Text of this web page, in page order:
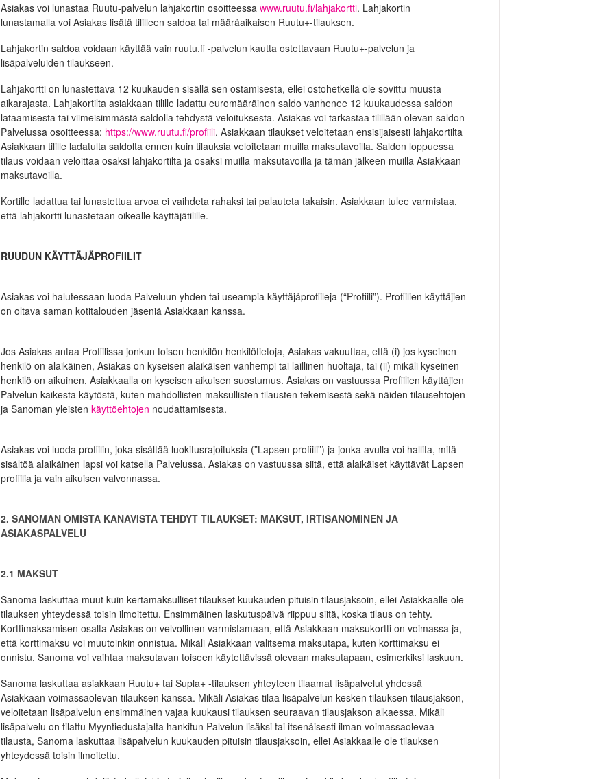
Asiakas voi lunastaa Ruutu-palvelun lahjakortin osoitteessa www.ruutu.fi/lahjakortti. Lahjakortin
lunastamalla voi Asiakas lisätä tililleen saldoa tai määräaikaisen Ruutu+-tilauksen.
Lahjakortin saldoa voidaan käyttää vain ruutu.fi -palvelun kautta ostettavaan Ruutu+-palvelun ja
lisäpalveluiden tilaukseen.
Lahjakortti on lunastettava 12 kuukauden sisällä sen ostamisesta, ellei ostohetkellä ole sovittu muusta
aikarajasta. Lahjakortilta asiakkaan tilille ladattu euromääräinen saldo vanhenee 12 kuukaudessa saldon
lataamisesta tai viimeisimmästä saldolla tehdystä veloituksesta. Asiakas voi tarkastaa tilillään olevan saldon
Palvelussa osoitteessa: https://www.ruutu.fi/profiili. Asiakkaan tilaukset veloitetaan ensisijaisesti lahjakortilta
Asiakkaan tilille ladatulta saldolta ennen kuin tilauksia veloitetaan muilla maksutavoilla. Saldon loppuessa
tilaus voidaan veloittaa osaksi lahjakortilta ja osaksi muilla maksutavoilla ja tämän jälkeen muilla Asiakkaan
maksutavoilla.
Kortille ladattua tai lunastettua arvoa ei vaihdeta rahaksi tai palauteta takaisin. Asiakkaan tulee varmistaa,
että lahjakortti lunastetaan oikealle käyttäjätilille.
RUUDUN KÄYTTÄJÄPROFIILIT
Asiakas voi halutessaan luoda Palveluun yhden tai useampia käyttäjäprofiileja (“Profiili”). Profiilien käyttäjien
on oltava saman kotitalouden jäseniä Asiakkaan kanssa.
Jos Asiakas antaa Profiilissa jonkun toisen henkilön henkilötietoja, Asiakas vakuuttaa, että (i) jos kyseinen
henkilö on alaikäinen, Asiakas on kyseisen alaikäisen vanhempi tai laillinen huoltaja, tai (ii) mikäli kyseinen
henkilö on aikuinen, Asiakkaalla on kyseisen aikuisen suostumus. Asiakas on vastuussa Profiilien käyttäjien
Palvelun kaikesta käytöstä, kuten mahdollisten maksullisten tilausten tekemisestä sekä näiden tilausehtojen
ja Sanoman yleisten käyttöehtojen noudattamisesta.
Asiakas voi luoda profiilin, joka sisältää luokitusrajoituksia (”Lapsen profiili”) ja jonka avulla voi hallita, mitä
sisältöä alaikäinen lapsi voi katsella Palvelussa. Asiakas on vastuussa siitä, että alaikäiset käyttävät Lapsen
profiilia ja vain aikuisen valvonnassa.
2. SANOMAN OMISTA KANAVISTA TEHDYT TILAUKSET: MAKSUT, IRTISANOMINEN JA
ASIAKASPALVELU
2.1 MAKSUT
Sanoma laskuttaa muut kuin kertamaksulliset tilaukset kuukauden pituisin tilausjaksoin, ellei Asiakkaalle ole
tilauksen yhteydessä toisin ilmoitettu. Ensimmäinen laskutuspäivä riippuu siitä, koska tilaus on tehty.
Korttimaksamisen osalta Asiakas on velvollinen varmistamaan, että Asiakkaan maksukortti on voimassa ja,
että korttimaksu voi muutoinkin onnistua. Mikäli Asiakkaan valitsema maksutapa, kuten korttimaksu ei
onnistu, Sanoma voi vaihtaa maksutavan toiseen käytettävissä olevaan maksutapaan, esimerkiksi laskuun.
Sanoma laskuttaa asiakkaan Ruutu+ tai Supla+ -tilauksen yhteyteen tilaamat lisäpalvelut yhdessä
Asiakkaan voimassaolevan tilauksen kanssa. Mikäli Asiakas tilaa lisäpalvelun kesken tilauksen tilausjakson,
veloitetaan lisäpalvelun ensimmäinen vajaa kuukausi tilauksen seuraavan tilausjakson alkaessa. Mikäli
lisäpalvelu on tilattu Myyntiedustajalta hankitun Palvelun lisäksi tai itsenäisesti ilman voimassaolevaa
tilausta, Sanoma laskuttaa lisäpalvelun kuukauden pituisin tilausjaksoin, ellei Asiakkaalle ole tilauksen
yhteydessä toisin ilmoitettu.